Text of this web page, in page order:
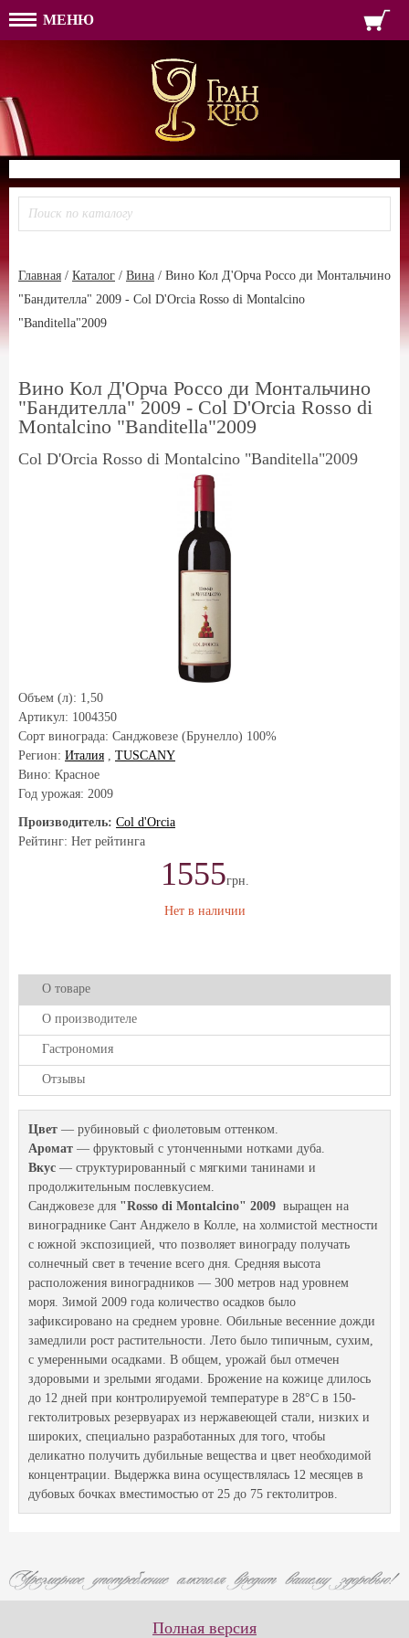
МЕНЮ
ПАРОЛЬ
ФОРМА ОБРАТНОЙ
ТЕЛЕФОН:
ИМЯ
ПАРОЛЬ
Главная / Каталог / Вина / Вино Кол Д'Орча Россо ди Монтальчино
"Бандителла" 2009 - Col D'Orcia Rosso di Montalcino
"Banditella"2009
Вино Кол Д'Орча Россо ди Монтальчино
"Бандителла" 2009 - Col D'Orcia Rosso di
Montalcino "Banditella"2009
Col D'Orcia Rosso di Montalcino "Banditella"2009
Объем (л): 1,50
Артикул: 1004350
Сорт винограда: Санджовезе (Брунелло) 100%
Регион: Италия , TUSCANY
Вино: Красное
Год урожая: 2009
Производитель: Col d'Orcia
Рейтинг: Нет рейтинга
1555грн.
Нет в наличии
О товаре
О производителе
Гастрономия
Отзывы
Цвет — рубиновый с фиолетовым оттенком.
Аромат — фруктовый с утонченными нотками дуба.
Вкус — структурированный с мягкими танинами и
продолжительным послевкусием.
Санджовезе для "Rosso di Montalcino" 2009 выращен на
винограднике Сант Анджело в Колле, на холмистой местности
с южной экспозицией, что позволяет винограду получать
солнечный свет в течение всего дня. Средняя высота
расположения виноградников — 300 метров над уровнем
моря. Зимой 2009 года количество осадков было
зафиксировано на среднем уровне. Обильные весенние дожди
замедлили рост растительности. Лето было типичным, сухим,
с умеренными осадками. В общем, урожай был отмечен
здоровыми и зрелыми ягодами. Брожение на кожице длилось
до 12 дней при контролируемой температуре в 28°C в 150-
гектолитровых резервуарах из нержавеющей стали, низких и
широких, специально разработанных для того, чтобы
деликатно получить дубильные вещества и цвет необходимой
концентрации. Выдержка вина осуществлялась 12 месяцев в
дубовых бочках вместимостью от 25 до 75 гектолитров.
Полная версия